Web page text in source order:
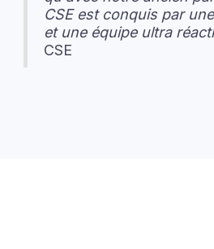
CSE est conquis par
et une équipe ultra
CSE